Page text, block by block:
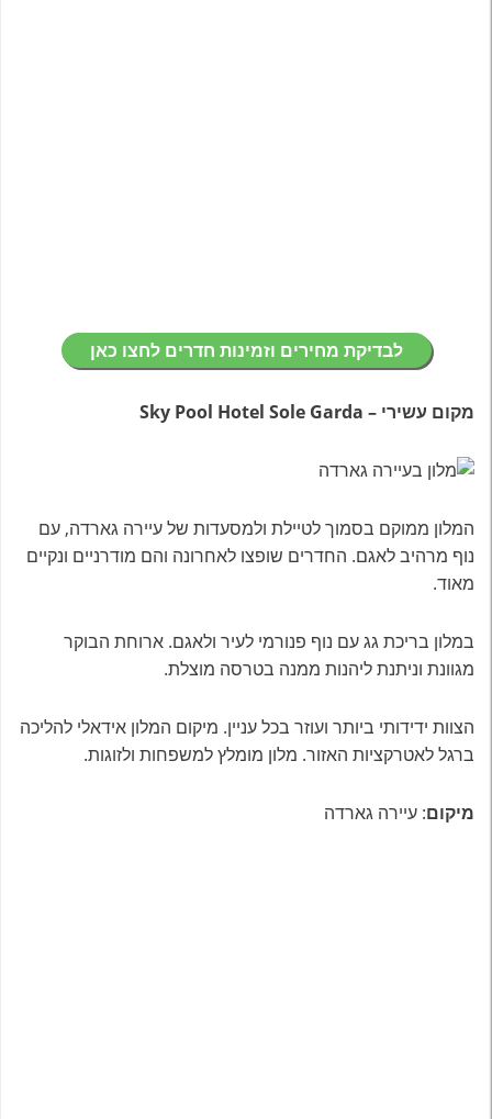
לבדיקת מחירים וזמינות חדרים לחצו כאן
מקום עשירי – Sky Pool Hotel Sole Garda
המלון ממוקם בסמוך לטיילת ולמסעדות של עיירה גארדה, עם
נוף מרהיב לאגם. החדרים שופצו לאחרונה והם מודרניים ונקיים
מאוד.
במלון בריכת גג עם נוף פנורמי לעיר ולאגם. ארוחת הבוקר
מגוונת וניתנת ליהנות ממנה בטרסה מוצלת.
הצוות ידידותי ביותר ועוזר בכל עניין. מיקום המלון אידאלי להליכה
ברגל לאטרקציות האזור. מלון מומלץ למשפחות ולזוגות.
מיקום: עיירה גארדה